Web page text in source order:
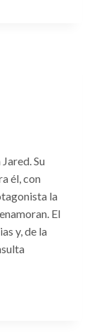
Su
él, con
la
El
y, de la